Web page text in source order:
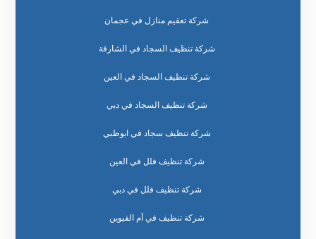
شركة تعقيم منازل في عجمان
شركة تنظيف السجاد في الشارقة
شركة تنظيف السجاد في العين
شركة تنظيف السجاد في دبي
شركة تنظيف سجاد في ابوظبي
شركة تنظيف فلل في العين
شركة تنظيف فلل في دبي
شركة تنظيف في أم القيوين